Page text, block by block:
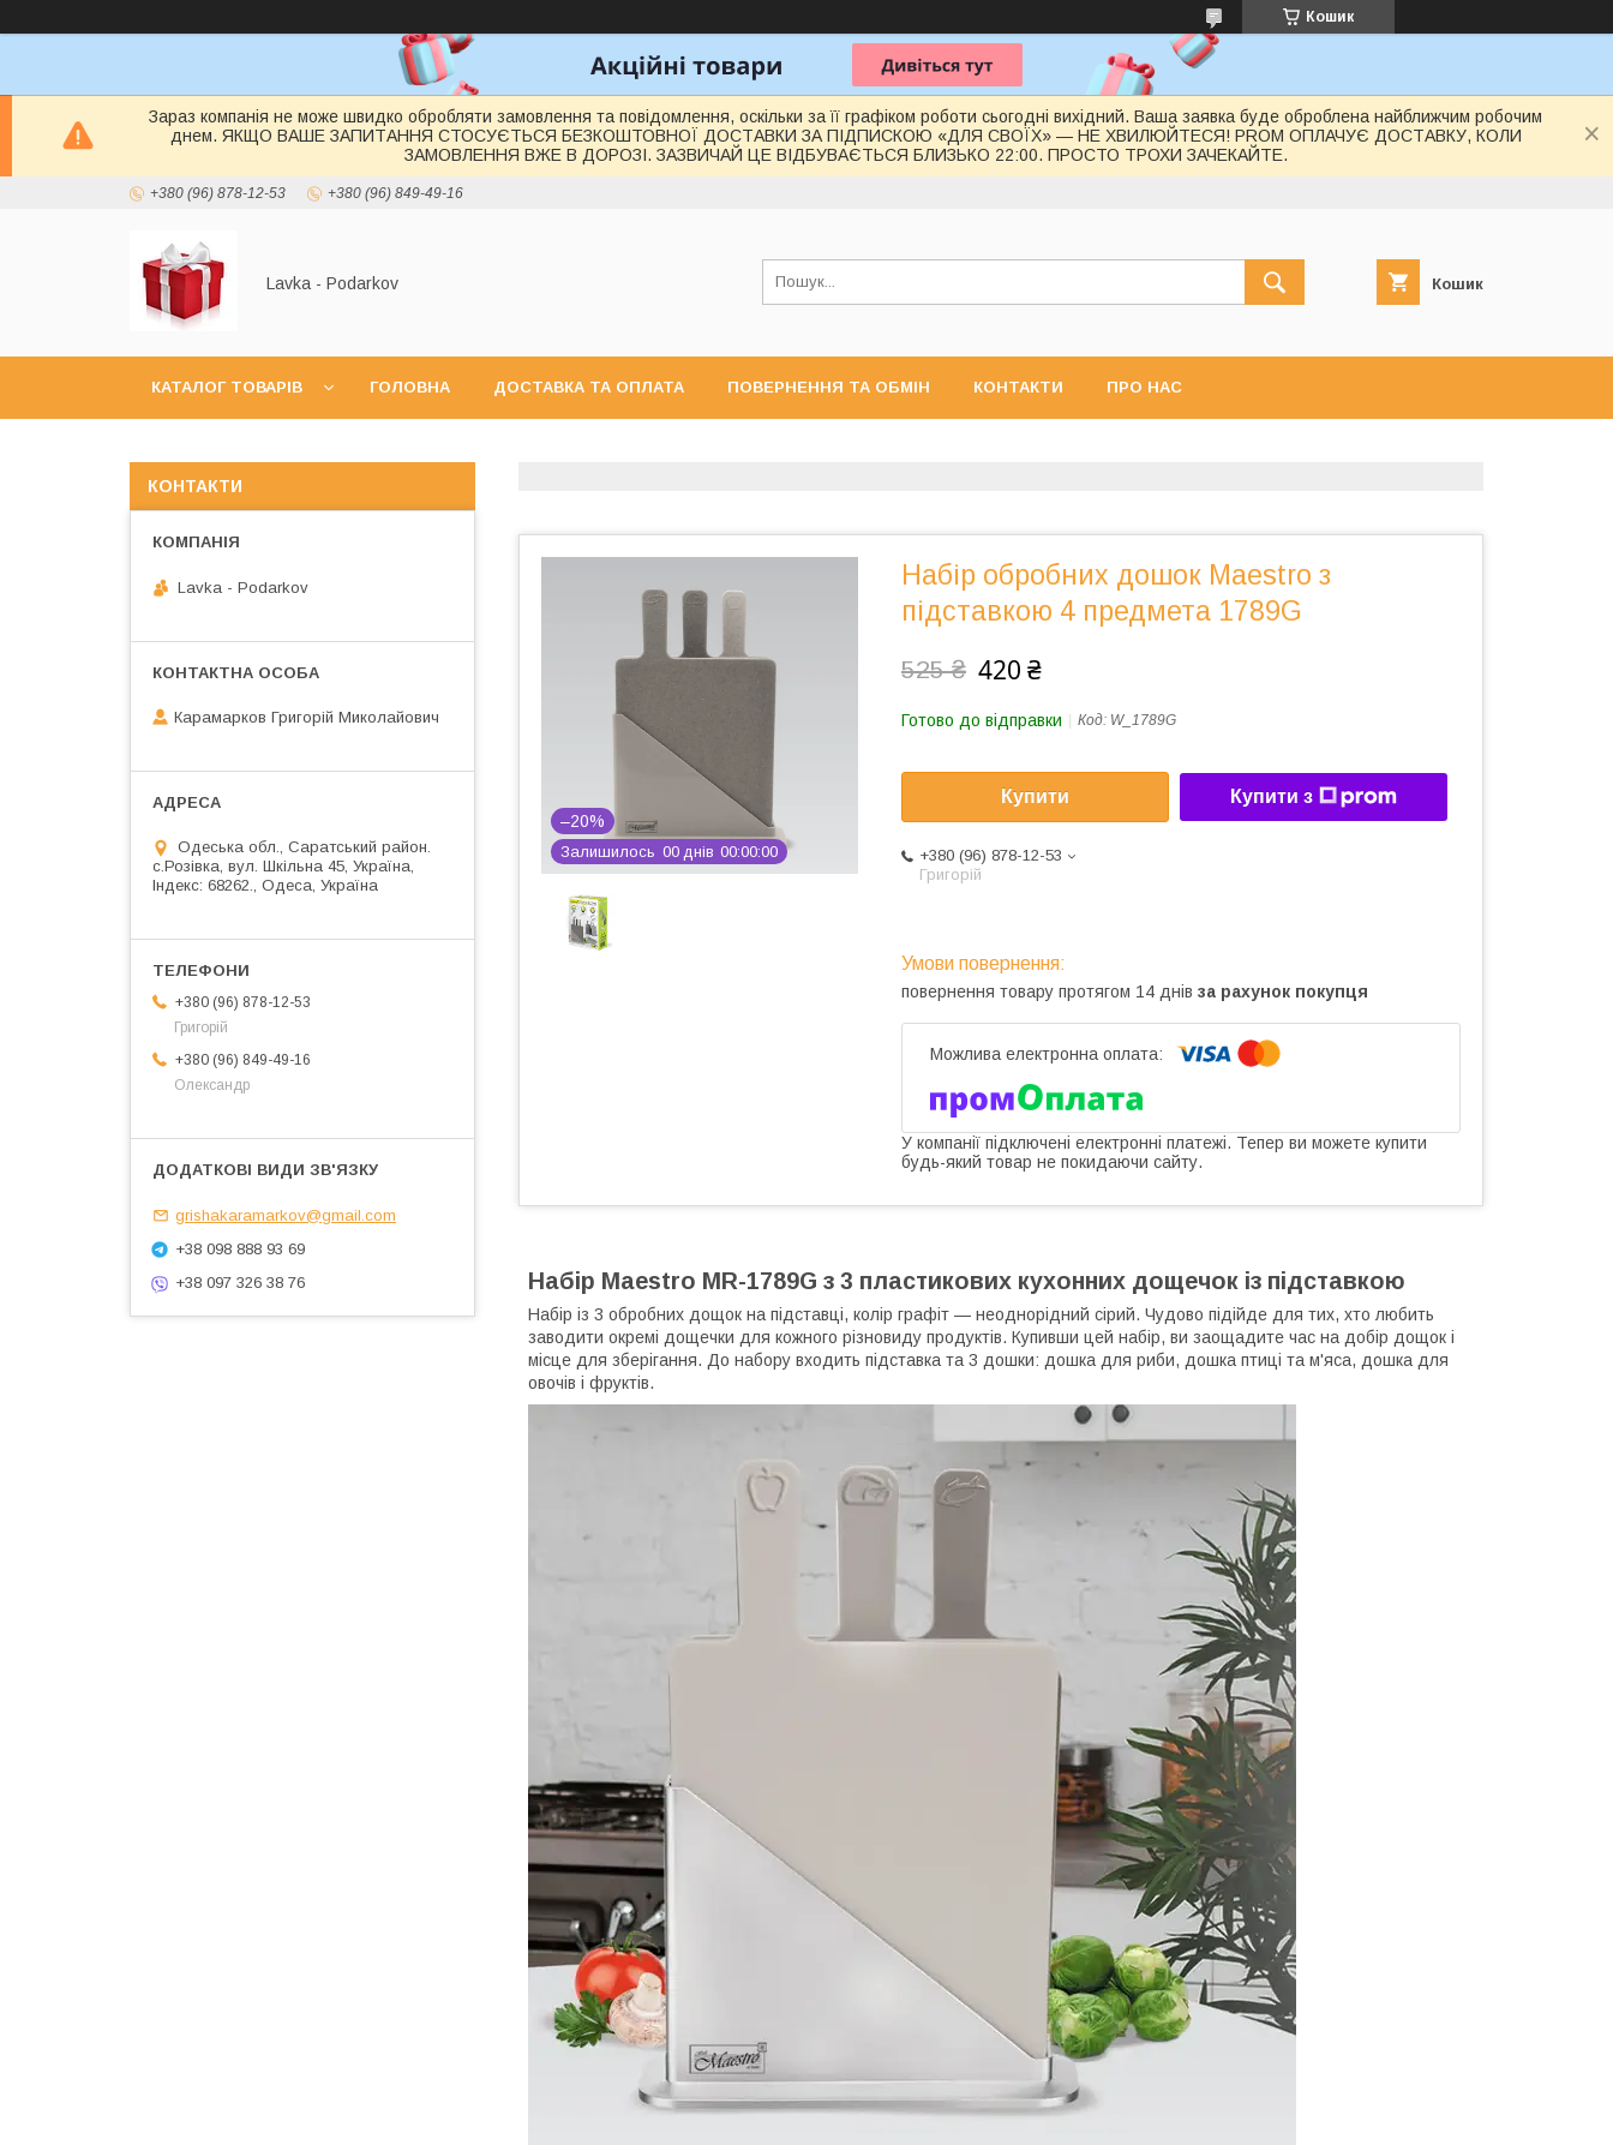
Кошик
Зараз компанія не може швидко обробляти замовлення та повідомлення, оскільки за її графіком роботи сьогодні вихідний. Ваша заявка буде оброблена найближчим робочим
днем. ЯКЩО ВАШЕ ЗАПИТАННЯ СТОСУЄТЬСЯ БЕЗКОШТОВНОЇ ДОСТАВКИ ЗА ПІДПИСКОЮ «ДЛЯ СВОЇХ» — НЕ ХВИЛЮЙТЕСЯ! PROM ОПЛАЧУЄ ДОСТАВКУ, КОЛИ
ЗАМОВЛЕННЯ ВЖЕ В ДОРОЗІ. ЗАЗВИЧАЙ ЦЕ ВІДБУВАЄТЬСЯ БЛИЗЬКО 22:00. ПРОСТО ТРОХИ ЗАЧЕКАЙТЕ.
+380 (96) 878-12-53 +380 (96) 849-49-16
Lavka - Podarkov Кошик
КАТАЛОГ ТОВАРІВ ГОЛОВНА ДОСТАВКА ТА ОПЛАТА ПОВЕРНЕННЯ ТА ОБМІН КОНТАКТИ ПРО НАС
–20%
Залишилось 00 днів 00 00 00
Набір обробних дошок Maestro з
підставкою 4 предмета 1789G
525 ₴ 420 ₴
Готово до відправки Код: W_1789G
Купити Купити з
+380 (96) 878-12-53
Григорій
повернення товару протягом 14 днів за рахунок покупця
У компанії підключені електронні платежі. Тепер ви можете купити
будь-який товар не покидаючи сайту.
Набір Maestro MR-1789G з 3 пластикових кухонних дощечок із підставкою
Набір із 3 обробних дощок на підставці, колір графіт — неоднорідний сірий. Чудово підійде для тих, хто любить
заводити окремі дощечки для кожного різновиду продуктів. Купивши цей набір, ви заощадите час на добір дощок і
місце для зберігання. До набору входить підставка та 3 дошки: дошка для риби, дошка птиці та м'яса, дошка для
овочів і фруктів.
КОНТАКТИ
Lavka - Podarkov
Карамарков Григорій Миколайович
Одеська обл., Саратський район.
с.Розівка, вул. Шкільна 45, Україна,
Індекс: 68262., Одеса, Україна
+380 (96) 878-12-53
Григорій
+380 (96) 849-49-16
Олександр
grishakaramarkov@gmail.com
+38 098 888 93 69
+38 097 326 38 76